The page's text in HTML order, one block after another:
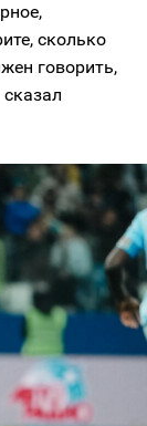
сколько
говорить,